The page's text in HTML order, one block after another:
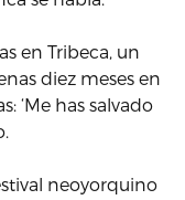
en Tribeca, un
diez meses en
‘Me has salvado
neoyorquino